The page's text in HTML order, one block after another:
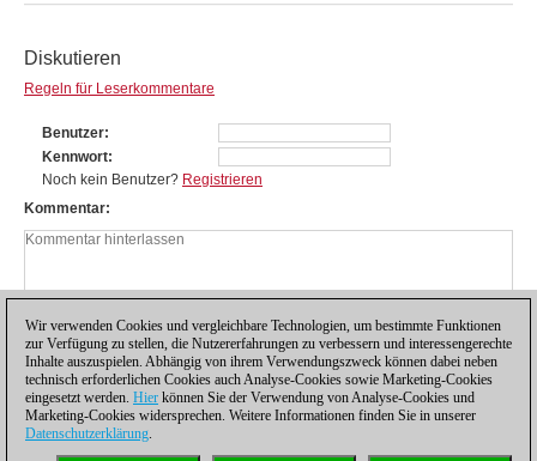
Diskutieren
Regeln für Leserkommentare
Benutzer
Kennwort
Noch kein Benutzer? Registrieren
Kommentar
Wir verwenden Cookies und vergleichbare Technologien, um bestimmte Funktionen
zur Verfügung zu stellen, die Nutzererfahrungen zu verbessern und interessengerechte
Inhalte auszuspielen. Abhängig von ihrem Verwendungszweck können dabei neben
technisch erforderlichen Cookies auch Analyse-Cookies sowie Marketing-Cookies
eingesetzt werden. Hier können Sie der Verwendung von Analyse-Cookies und
Marketing-Cookies widersprechen. Weitere Informationen finden Sie in unserer
Datenschutzerklärung.